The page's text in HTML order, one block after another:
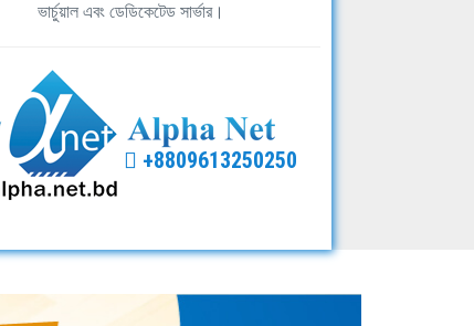
ভার্চুয়াল এবং ডেডিকেটেড সার্ভার।
+8809613250250